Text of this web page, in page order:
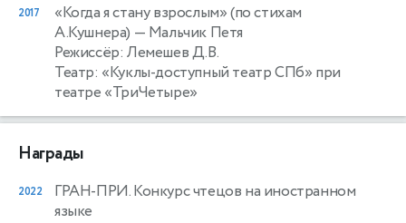
2017
«Когда я стану взрослым» (по стихам
А.Кушнера) — Мальчик Петя
Режиссёр: Лемешев Д.В.
Театр: «Куклы-доступный театр СПб» при
театре «ТриЧетыре»
Награды
2022
ГРАН-ПРИ. Конкурс чтецов на иностранном
языке